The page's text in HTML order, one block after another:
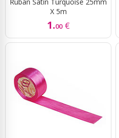
X 5m
1.00 €